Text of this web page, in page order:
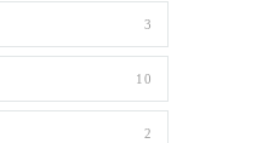
3
10
2